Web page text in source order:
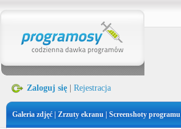
Zaloguj się Rejestracja
Galeria zdjęć | Zrzuty ekranu | Screenshoty programu